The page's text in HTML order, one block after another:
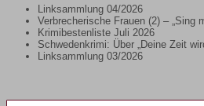
Linksammlung 04/2026
Verbrecherische Frauen (2) – „Sing
Krimibestenliste Juli 2026
Schwedenkrimi: Über „Deine Zeit
Linksammlung 03/2026
Gib deine E-Mail-Adresse ein ...